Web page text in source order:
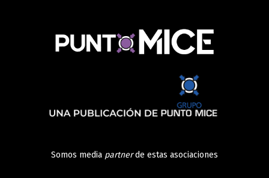
Somos media partnerde estas asociaciones